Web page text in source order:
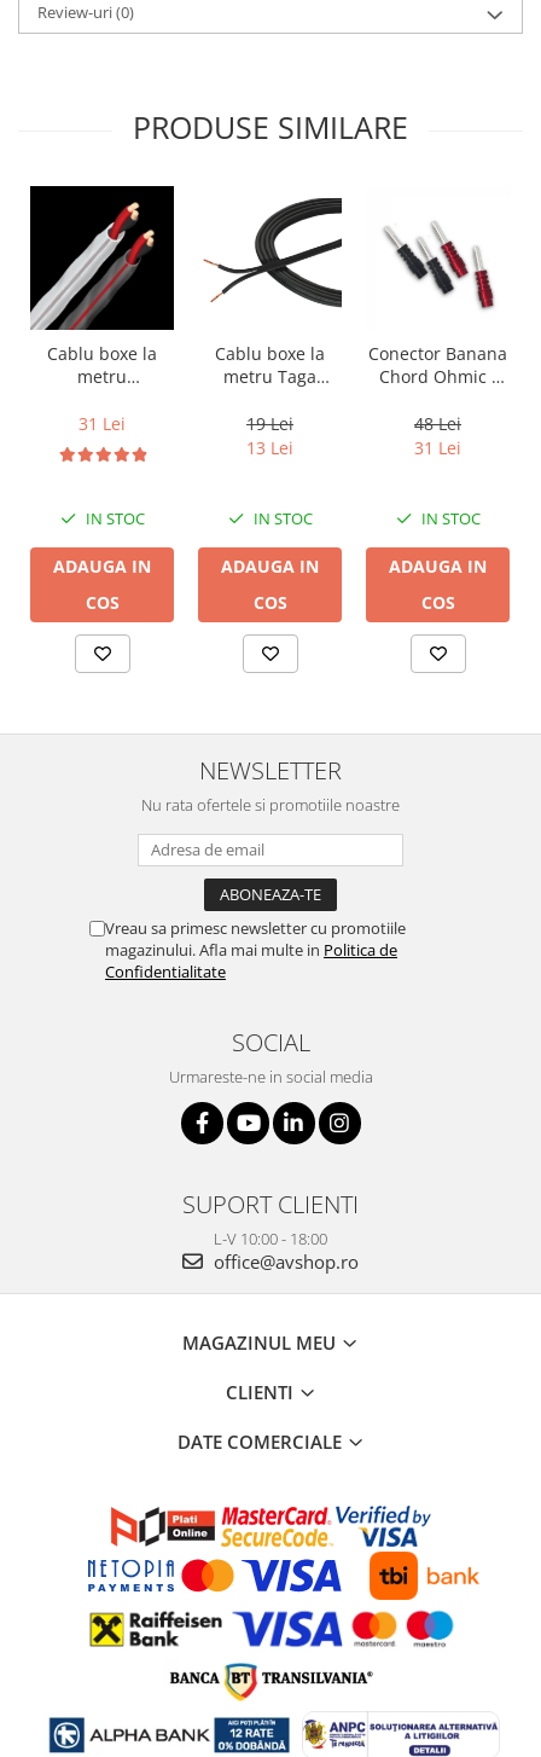
Review-uri(0)
PRODUSE SIMILARE
Cablu boxe la
metru
DB 16/2,
conductor cupru
LGC
31 Lei
IN STOC
ADAUGA IN
COS
Cablu boxe la
metru Taga
14B, 2 x 2mm
19 Lei
13 Lei
IN STOC
ADAUGA IN
COS
Conector Banana
Chord Ohmic -
48 Lei
31 Lei
IN STOC
ADAUGA IN
COS
NEWSLETTER
Nu rata ofertele si promotiile noastre
Vreau sa primesc newsletter cu promotiile
magazinului. Afla mai multe in Politica de
Confidentialitate
SOCIAL
Urmareste-ne in social media
SUPORT CLIENTI
L-V 10:00 - 18:00
office@avshop.ro
MAGAZINUL MEU
CLIENTI
DATE COMERCIALE